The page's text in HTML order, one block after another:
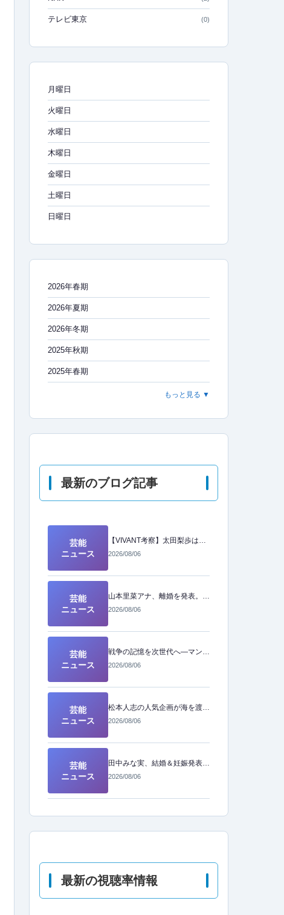
テレビ東京 (0)
月曜日
火曜日
水曜日
木曜日
金曜日
土曜日
日曜日
2026年春期
2026年夏期
2026年冬期
2025年秋期
2025年春期
もっと見る ▼
最新のブログ記事
芸能
ニュース
【VIVANT考察】太田梨歩は二重スパイ？ネットで囁かれる「裏の顔」の正体とは
2026/08/06
芸能
ニュース
山本里菜アナ、離婚を発表。新たな人生への前向きな決断とは
2026/08/06
芸能
ニュース
戦争の記憶を次世代へ―マンガ4作品から読み解く「原爆の日」の教訓
2026/08/06
芸能
ニュース
松本人志の人気企画が海を渡る！「ドキュメンタル」ついにアメリカ版が制作決定
2026/08/06
芸能
ニュース
田中みな実、結婚＆妊娠発表後初の公の場へ！幸せオーラ全開の姿に注目
2026/08/06
最新の視聴率情報